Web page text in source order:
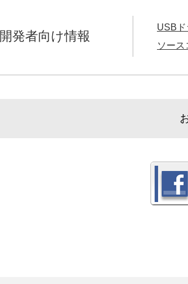
開発者向け情報
USB
ソース